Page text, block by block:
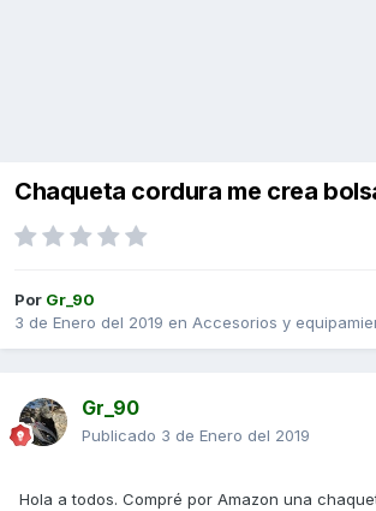
Chaqueta cordura me crea
Por Gr_90
3 de Enero del 2019 en Accesorios y
Gr_90
Publicado 3 de Enero del 2019
Hola a todos. Compré por Amazon una